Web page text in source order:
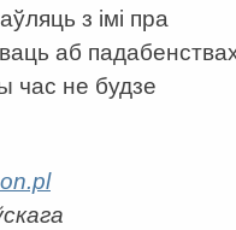
з імі пра
аб
час не будзе